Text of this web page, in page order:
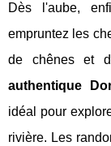
Dès l'aube,
empruntez les
de chênes et
authentique
idéal pour
rivière. Les